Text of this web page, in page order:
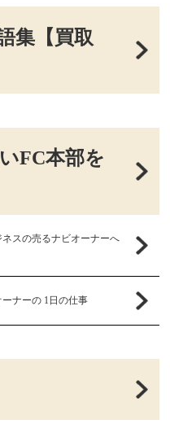
集【買取
FC本部を
ネスの売るナビオーナーへ
ーナーの 1日の仕事